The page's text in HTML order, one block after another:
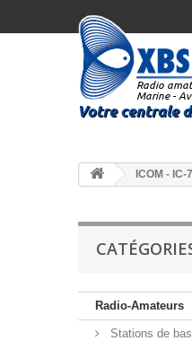
ICOM -
Radio-Amateurs
Stations de